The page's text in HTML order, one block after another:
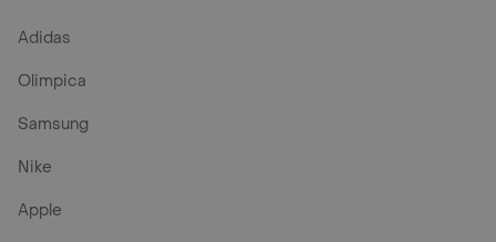
Adidas
Olimpica
Samsung
Nike
Apple